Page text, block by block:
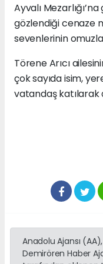
Ayvalı
gözlendiği cenaze
sevenlerinin
Törene Arıcı
çok sayıda isim,
vatandaş katılarak
Anadolu Ajansı
Demirören Haber